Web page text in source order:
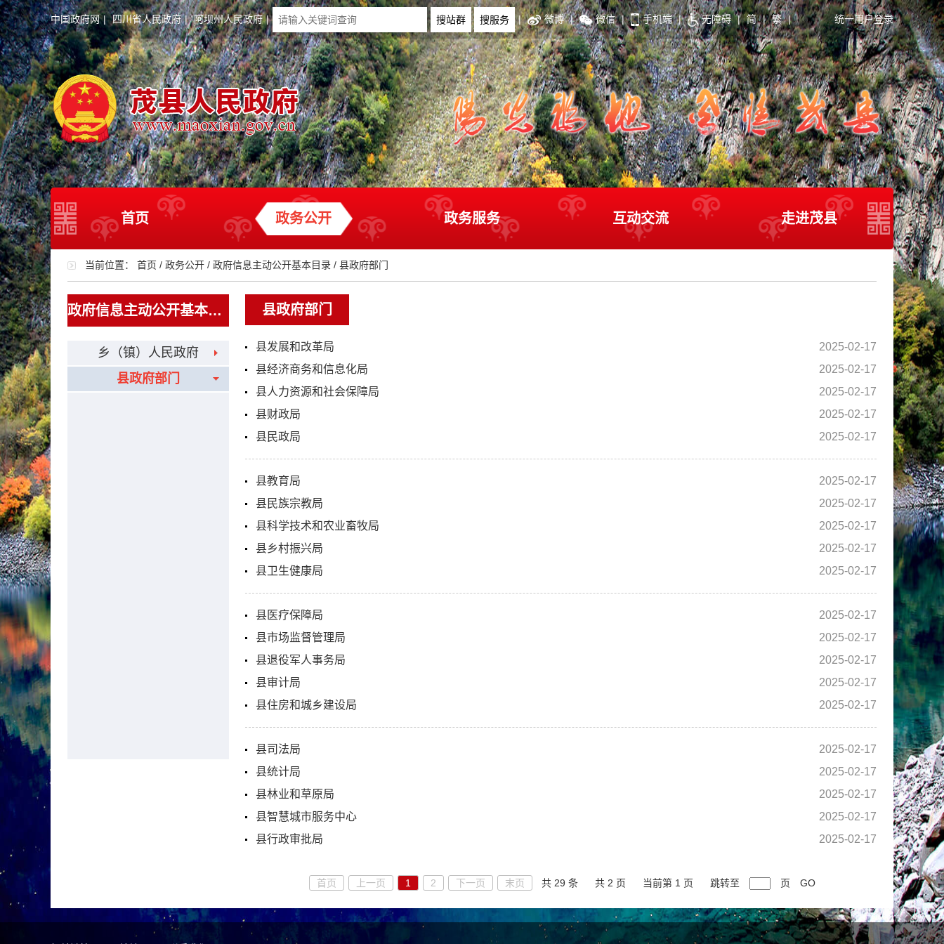
中国政府网 | 四川省人民政府 | 阿坝州人民政府 | | 微博 | 微信 | 手机端 | 无障碍 | 简 | 繁 | 统一用户登录
首页 政务公开 政务服务 互动交流 走进茂县
当前位置： 首页 / 政务公开 / 政府信息主动公开基本目录 / 县政府部门
政府信息主动公开基本目录
乡（镇）人民政府
县政府部门
县政府部门
县发展和改革局
2025-02-17
县经济商务和信息化局
2025-02-17
县人力资源和社会保障局
2025-02-17
县财政局
2025-02-17
县民政局
2025-02-17
县教育局
2025-02-17
县民族宗教局
2025-02-17
县科学技术和农业畜牧局
2025-02-17
县乡村振兴局
2025-02-17
县卫生健康局
2025-02-17
县医疗保障局
2025-02-17
县市场监督管理局
2025-02-17
县退役军人事务局
2025-02-17
县审计局
2025-02-17
县住房和城乡建设局
2025-02-17
县司法局
2025-02-17
县统计局
2025-02-17
县林业和草原局
2025-02-17
县智慧城市服务中心
2025-02-17
县行政审批局
2025-02-17
首页 上一页 1 2 下一页 末页 共 29 条 共 2 页 当前第 1 页 跳转至 页 GO